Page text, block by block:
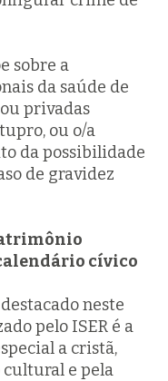
sobre a
da saúde de
privadas
ou o/a
da possibilidade
de gravidez
cívico
neste
pelo ISER é a
a cristã,
e pela